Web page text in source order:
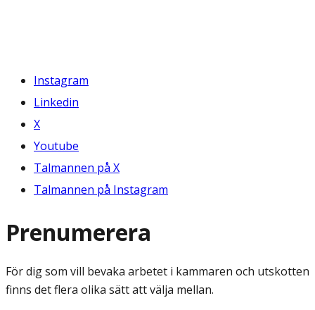
Instagram
Linkedin
X
Youtube
Talmannen på X
Talmannen på Instagram
Prenumerera
För dig som vill bevaka arbetet i kammaren och utskotten
finns det flera olika sätt att välja mellan.